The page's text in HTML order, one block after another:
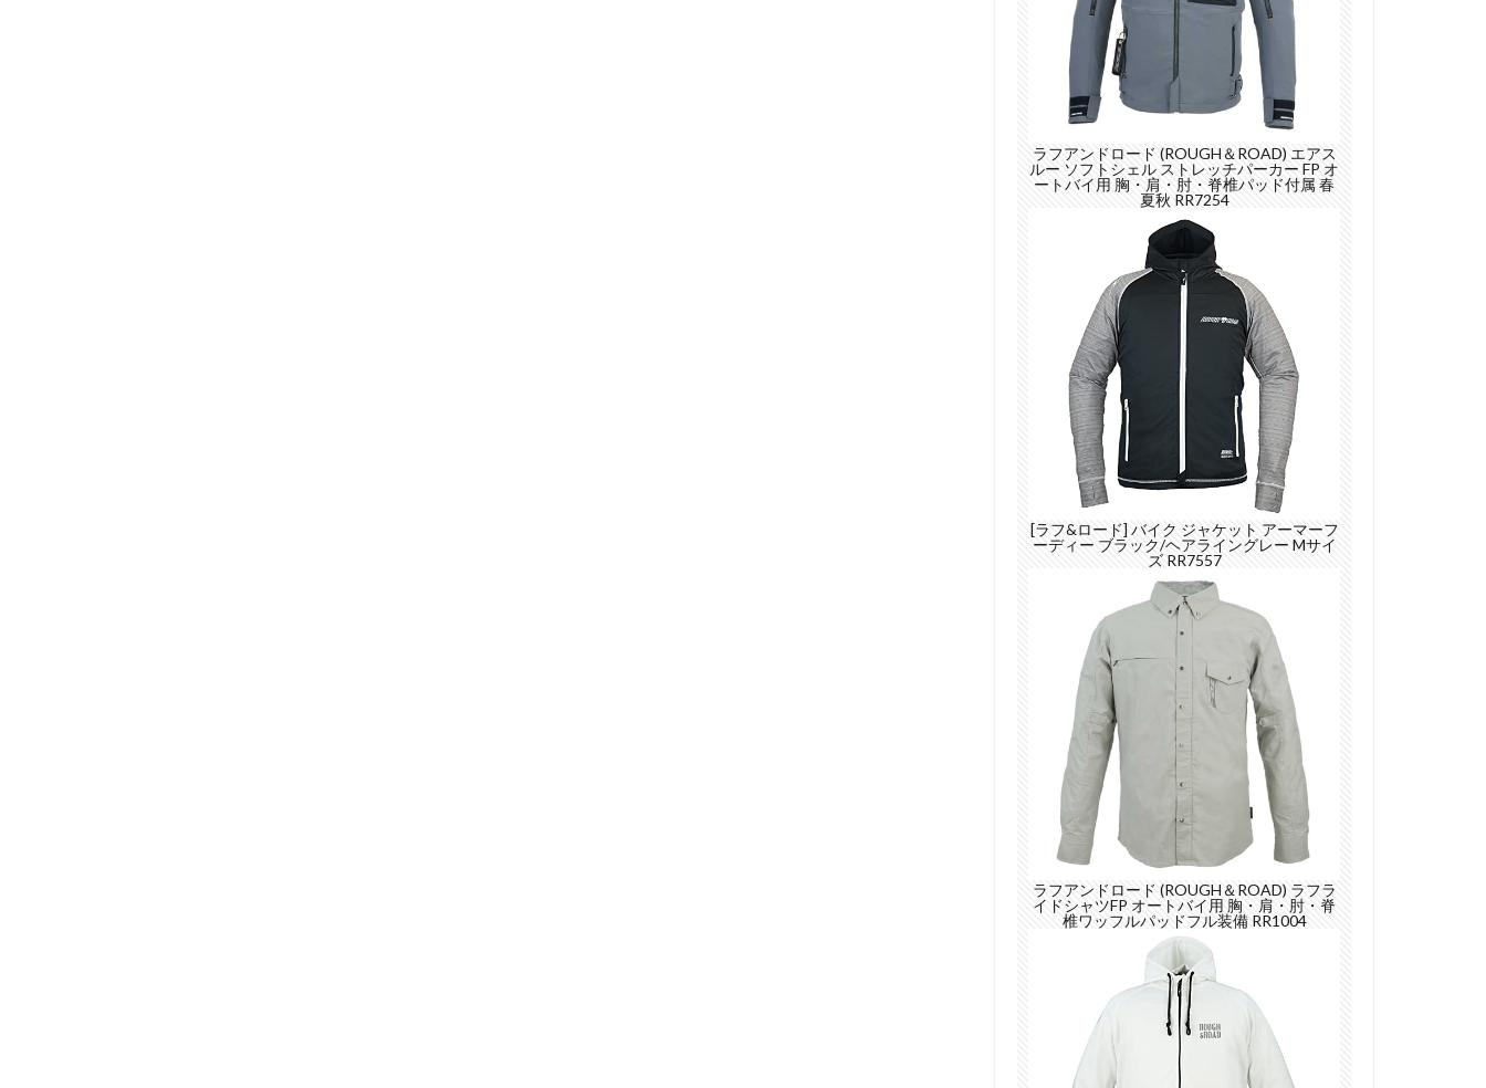
ラフアンドロード (ROUGH＆ROAD) エアス
ルー ソフトシェル ストレッチパーカー FP オ
ートバイ用 胸・肩・肘・脊椎パッド付属 春
夏秋 RR7254
[ラフ&ロード] バイク ジャケット アーマーフ
ーディー ブラック/ヘアライングレー Mサイ
ズ RR7557
ラフアンドロード (ROUGH＆ROAD) ラフラ
イドシャツFP オートバイ用 胸・肩・肘・脊
椎ワッフルパッドフル装備 RR1004